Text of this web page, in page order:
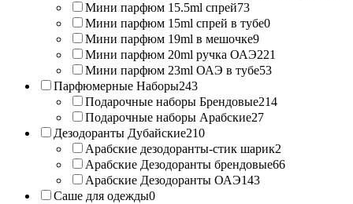
Мини парфюм 15.5ml спрей73
Мини парфюм 15ml спрей в тубе0
Мини парфюм 19ml в мешочке9
Мини парфюм 20ml ручка ОАЭ221
Мини парфюм 23ml ОАЭ в тубе53
Парфюмерные Наборы243
Подарочные наборы Брендовые214
Подарочные наборы Арабские27
Дезодоранты Дубайские210
Арабские дезодоранты-стик шарик2
Арабские Дезодоранты брендовые66
Арабские Дезодоранты ОАЭ143
Саше для одежды0